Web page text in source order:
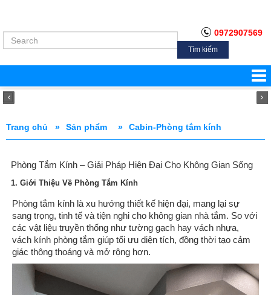
0972907569
Tìm kiếm
Trang chủ » Sản phẩm » Cabin-Phòng tắm kính
Phòng Tắm Kính – Giải Pháp Hiện Đại Cho Không Gian Sống
1. Giới Thiệu Về Phòng Tắm Kính
Phòng tắm kính là xu hướng thiết kế hiện đại, mang lại sự
sang trọng, tinh tế và tiện nghi cho không gian nhà tắm. So với
các vật liệu truyền thống như tường gạch hay vách nhựa,
vách kính phòng tắm giúp tối ưu diện tích, đồng thời tạo cảm
giác thông thoáng và mở rộng hơn.